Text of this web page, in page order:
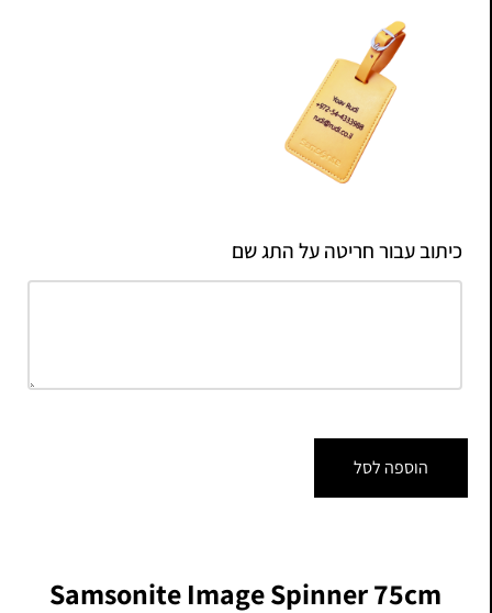
כיתוב עבור חריטה על התג שם
הוספה לסל
Samsonite Image Spinner 75cm